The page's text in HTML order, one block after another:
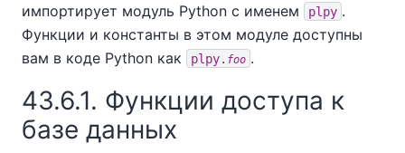
импортирует модуль Python с именем
plpy .
Функции и константы в этом модуле доступны
вам в коде Python как
plpy. foo .
43.6.1. Функции доступа к
базе данных